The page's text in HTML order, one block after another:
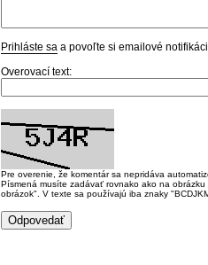
Prihláste sa a povoľte si emailové
Overovací text:
Pre overenie, že komentár sa nepridáva
Písmená musíte zadávať rovnako ako na
obrázok". V texte sa používajú iba znaky